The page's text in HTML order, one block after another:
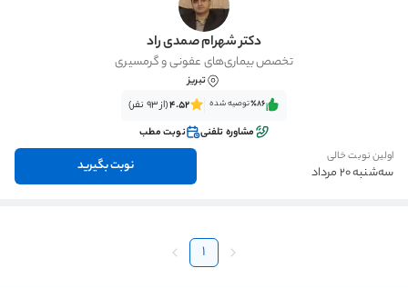
دکتر شهرام صمدی راد
تخصص بیماری‌های عفونی و گرمسیری
تبریز
٪86‌‌‌توصیه شده 4.52(از 93 نفر)
مشاوره تلفنی
نوبت مطب
اولین نوبت خالی
سه‌شنبه 20 مرداد نوبت بگیرید
1